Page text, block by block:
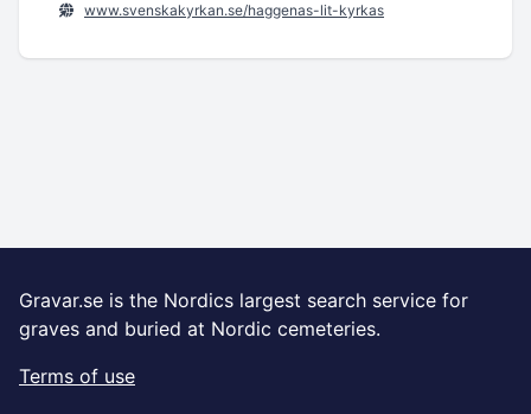
www.svenskakyrkan.se/haggenas-lit-kyrkas
Gravar.se is the Nordics largest search service for
graves and buried at Nordic cemeteries.
Terms of use